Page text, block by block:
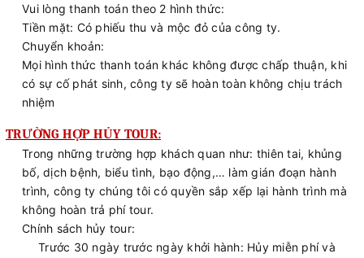
Vui lòng thanh toán theo 2 hình thức:
Tiền mặt: Có phiếu thu và mộc đỏ của công ty.
Chuyển khoản:
Mọi hình thức thanh toán khác không được chấp thuận, khi
có sự cố phát sinh, công ty sẽ hoàn toàn không chịu trách
nhiệm
TRƯỜNG HỢP HỦY TOUR:
Trong những trường hợp khách quan như: thiên tai, khủng
bố, dịch bệnh, biểu tình, bạo động,… làm gián đoạn hành
trình, công ty chúng tôi có quyền sắp xếp lại hành trình mà
không hoàn trả phí tour.
Chính sách hủy tour:
Trước 30 ngày trước ngày khởi hành: Hủy miễn phí và